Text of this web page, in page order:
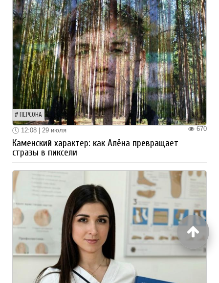
ПЕРСОНА
670
12:08 | 29 июля
Каменский характер: как Алёна превращает
стразы в пиксели